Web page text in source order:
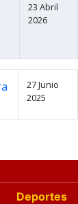
23 Abril
2026
27 Junio
2025
Deportes